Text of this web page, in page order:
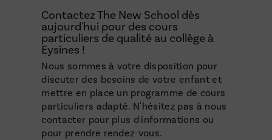
Contactez The New School dès
aujourd'hui pour des cours
particuliers de qualité au collège à
Eysines !
Nous sommes à votre disposition pour
discuter des besoins de votre enfant et
mettre en place un programme de cours
particuliers adapté. N'hésitez pas à nous
contacter pour plus d'informations ou
pour prendre rendez-vous.